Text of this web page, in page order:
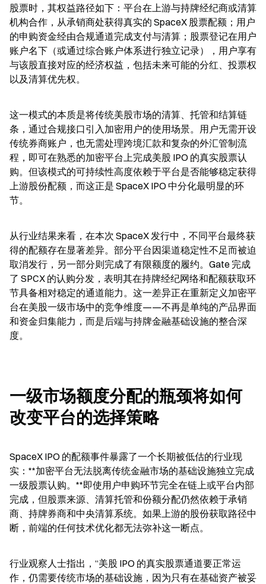
股票时，其权益路径如下：平台在上游与持牌经纪商或清算
机构合作，从承销商处获得真实的 SpaceX 股票配额；用户
的申购资金经由合规通道完成支付与清算；股票登记在用户
账户名下（或通过综合账户体系进行独立记录），用户享有
与该股直接对应的经济权益，包括未来可能的分红、投票权
以及清算优先权。
这一模式的本质是将传统美股市场的清算、托管和结算链
条，通过合规接口引入加密用户的使用场景。用户无需开设
传统券商账户，也无需处理跨境汇款和复杂的外汇管制流
程，即可在熟悉的加密平台上完成美股 IPO 的真实股票认
购。但该模式的可持续性高度依赖于平台是否能够稳定获得
上游股份配额，而这正是 SpaceX IPO 中分化最明显的环
节。
从行业结果来看，在本次 SpaceX 发行中，不同平台最终获
得的配额存在显著差异。部分平台因渠道稳定性不足而被迫
取消发行，另一部分则完成了有限额度的履约。Gate 完成
了 SPCX 的认购分发，表明其在持牌经纪网络和配额获取环
节具备相对稳定的通道能力。这一差异正在重新定义加密平
台在美股一级市场中的竞争维度——不再是单纯的产品界面
和资金归集能力，而是后端与持牌金融基础设施的整合深
度。
一级市场额度分配的瓶颈将如何
改变平台的选择策略
SpaceX IPO 的配额事件暴露了一个长期被低估的行业现
实：**加密平台无法脱离传统金融市场的基础设施独立完成
一级股票认购。**即使用户申购环节完全在链上或平台内部
完成，但股票来源、清算托管和份额分配仍然依赖于承销
商、持牌券商和中央清算系统。如果上游的股份获取路径中
断，前端的任何技术优化都无法弥补这一断点。
行业观察人士指出，“美股 IPO 的真实股票通道要正常运
作，仍需要传统市场的基础设施，因为只有在基础资产被妥